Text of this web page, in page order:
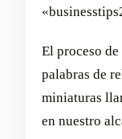
El proceso
palabras de
miniaturas
en nuestro